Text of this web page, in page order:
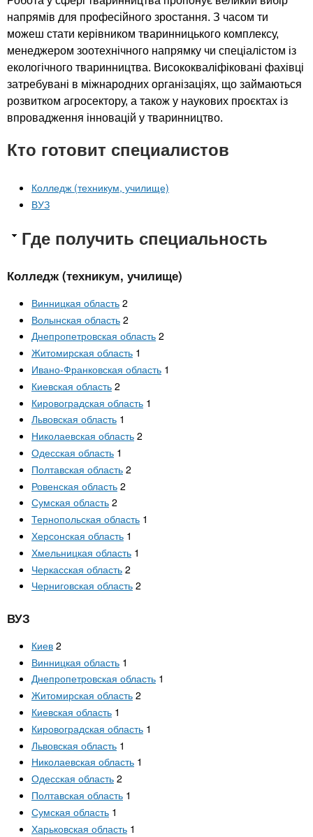
напрямів для професійного зростання. З часом ти
можеш стати керівником тваринницького комплексу,
менеджером зоотехнічного напрямку чи спеціалістом із
екологічного тваринництва. Висококваліфіковані фахівці
затребувані в міжнародних організаціях, що займаються
розвитком агросектору, а також у наукових проєктах із
впровадження інновацій у тваринництво.
Кто готовит специалистов
Колледж (техникум, училище)
ВУЗ
Где получить специальность
Колледж (техникум, училище)
Винницкая область 2
Волынская область 2
Днепропетровская область 2
Житомирская область 1
Ивано-Франковская область 1
Киевская область 2
Кировоградская область 1
Львовская область 1
Николаевская область 2
Одесская область 1
Полтавская область 2
Ровенская область 2
Сумская область 2
Тернопольская область 1
Херсонская область 1
Хмельницкая область 1
Черкасская область 2
Черниговская область 2
ВУЗ
Киев 2
Винницкая область 1
Днепропетровская область 1
Житомирская область 2
Киевская область 1
Кировоградская область 1
Львовская область 1
Николаевская область 1
Одесская область 2
Полтавская область 1
Сумская область 1
Харьковская область 1